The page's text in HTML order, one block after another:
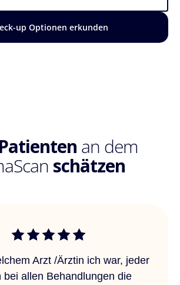
up Optionen erkunden
an dem
schätzen
Arzt /Ärztin ich war, jeder
bei allen Behandlungen die